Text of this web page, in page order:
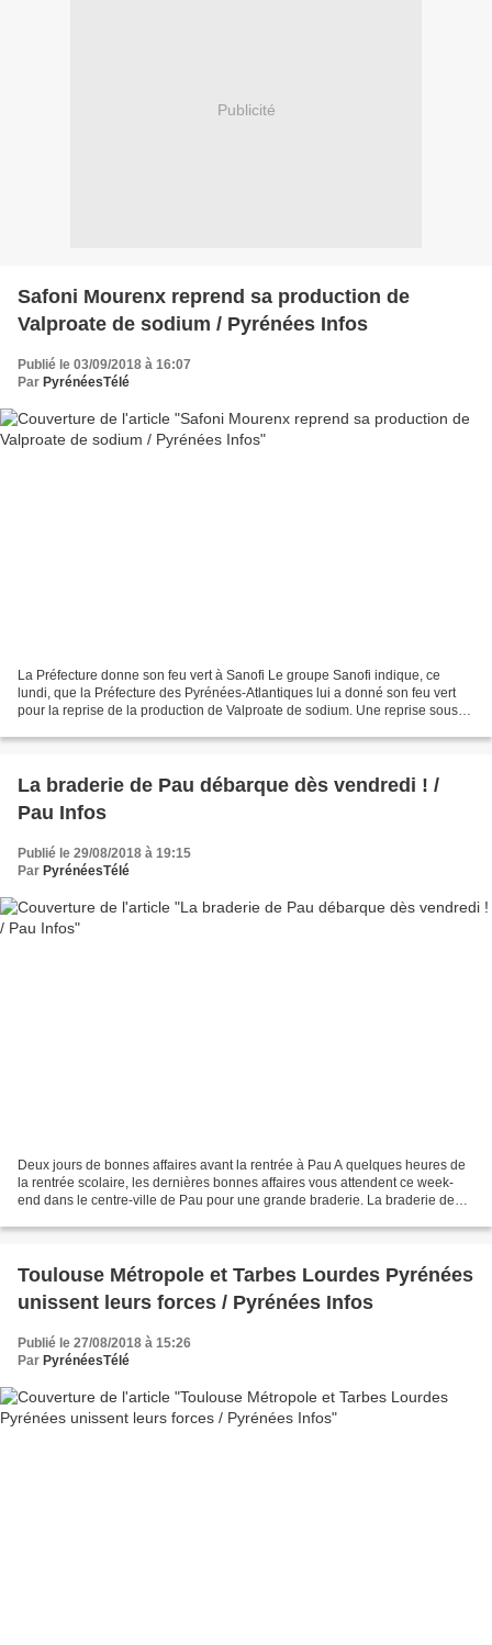
Publicité
Safoni Mourenx reprend sa production de
Valproate de sodium / Pyrénées Infos
Publié le 03/09/2018 à 16:07
Par PyrénéesTélé
La Préfecture donne son feu vert à Sanofi Le groupe Sanofi indique, ce
lundi, que la Préfecture des Pyrénées-Atlantiques lui a donné son feu vert
pour la reprise de la production de Valproate de sodium. Une reprise sous
La braderie de Pau débarque dès vendredi ! /
Pau Infos
Publié le 29/08/2018 à 19:15
Par PyrénéesTélé
Deux jours de bonnes affaires avant la rentrée à Pau A quelques heures de
la rentrée scolaire, les dernières bonnes affaires vous attendent ce week-
end dans le centre-ville de Pau pour une grande braderie. La braderie de
Toulouse Métropole et Tarbes Lourdes Pyrénées
unissent leurs forces / Pyrénées Infos
Publié le 27/08/2018 à 15:26
Par PyrénéesTélé